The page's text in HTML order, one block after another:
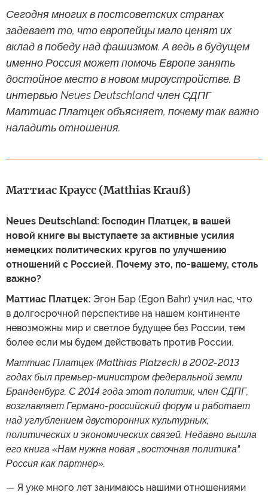
Сегодня многих в постсоветских странах
задевает то, что европейцы мало ценят их
вклад в победу над фашизмом. А ведь в будущем
именно Россия может помочь Европе занять
достойное место в новом мироустройстве. В
интервью Neues Deutschland член СДПГ
Маттиас Платцек объясняет, почему так важно
наладить отношения.
Маттиас Краусс (Matthias Krauß)
Neues Deutschland: Господин Платцек, в вашей
новой книге вы выступаете за активные усилия
немецких политических кругов по улучшению
отношений с Россией. Почему это, по-вашему, столь
важно?
Маттиас Платцек: Эгон Бар (Egon Bahr) учил нас, что
в долгосрочной перспективе на нашем континенте
невозможны мир и светлое будущее без России, тем
более если мы будем действовать против России.
Маттиас Платцек (Matthias Platzeck) в 2002-2013
годах был премьер-министром федеральной земли
Бранденбург. С 2014 года этот политик, член СДПГ,
возглавляет Германо-российский форум и работает
над углублением двусторонних культурных,
политических и экономических связей. Недавно вышла
его книга «Нам нужна новая „восточная политика".
Россия как партнер».
— Я уже много лет занимаюсь нашими отношениями